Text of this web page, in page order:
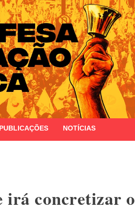
PUBLICAÇÕES NOTÍCIAS
irá concretizar o